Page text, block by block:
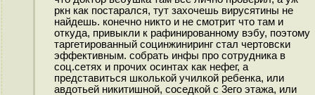
ркн как постарался, тут захочешь вирусятины не
найдешь. конечно никто и не смотрит что там и
откуда, привыкли к рафинированному вэбу, поэтому
таргетированный социнжиниринг стал чертовски
эффективным. собрать инфы про сотрудника в
соц.сетях и прочих осинтах как нефег, а
представиться школькой училкой ребенка, или
авдотьей никитишной, соседкой с 3его этажа, или